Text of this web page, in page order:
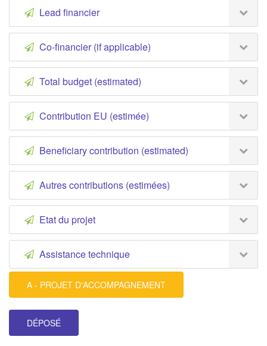
Lead financier
Co-financier (if applicable)
Total budget (estimated)
Contribution EU (estimée)
Beneficiary contribution (estimated)
Autres contributions (estimées)
Etat du projet
Assistance technique
A - PROJET D'ACCOMPAGNEMENT
DÉPOSÉ